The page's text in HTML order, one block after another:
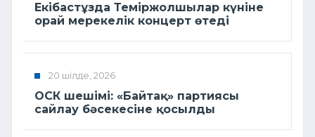
Екібастұзда Теміржолшылар күніне
орай мерекелік концерт өтеді
20 шілде, 2026
ОСК шешімі: «Байтақ» партиясы
сайлау бәсекесіне қосылды